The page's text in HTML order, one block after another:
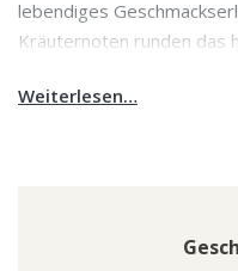
lebendiges
Kräuternoten runden das
Weiterlesen…